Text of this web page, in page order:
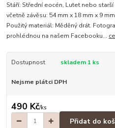
Stáří: Střední eocén, Lutet nebo
včetně závěsu: 54 mm x 18 mm x 9
Použitý materiál: Měděný drát.
prohlédnou na našem Facebooku...
Dostupnost skladem 1 ks
Nejsme plátci DPH
490 Kč/ks
Přidat do